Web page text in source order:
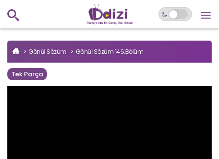
Gönül Sözüm Gönül Sözüm 146.Bölüm
Tek Parça